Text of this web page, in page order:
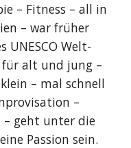
– Fitness – all in
– war früher
UNESCO Welt-
für alt und jung –
– mal schnell
–
– geht unter die
Passion sein.